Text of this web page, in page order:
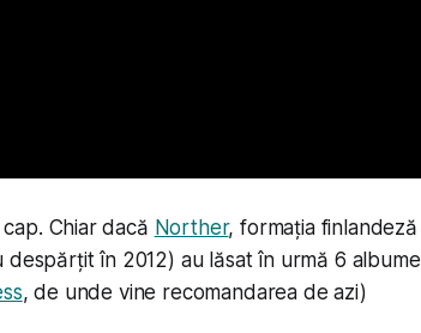
Chiar dacă Norther, formația finlandeză
în 2012) au lăsat în urmă 6 albume
, de unde vine recomandarea de azi)